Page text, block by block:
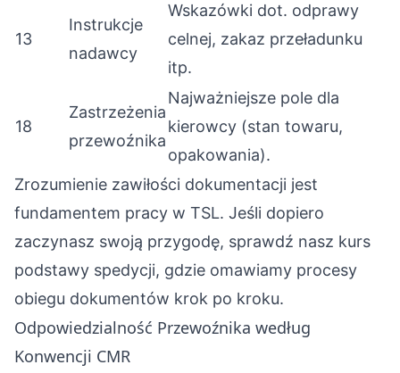
13
Instrukcje
nadawcy
Wskazówki dot. odprawy
celnej, zakaz przeładunku
itp.
18
Zastrzeżenia
przewoźnika
Najważniejsze pole dla
kierowcy (stan towaru,
opakowania).
Zrozumienie zawiłości dokumentacji jest
fundamentem pracy w TSL. Jeśli dopiero
zaczynasz swoją przygodę, sprawdź nasz kurs
podstawy spedycji, gdzie omawiamy procesy
obiegu dokumentów krok po kroku.
Odpowiedzialność Przewoźnika według
Konwencji CMR